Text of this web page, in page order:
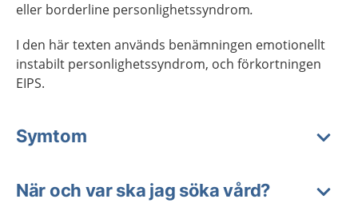
eller borderline personlighetssyndrom.
I den här texten används benämningen emotionellt
instabilt personlighetssyndrom, och förkortningen
EIPS.
Symtom
När och var ska jag söka vård?